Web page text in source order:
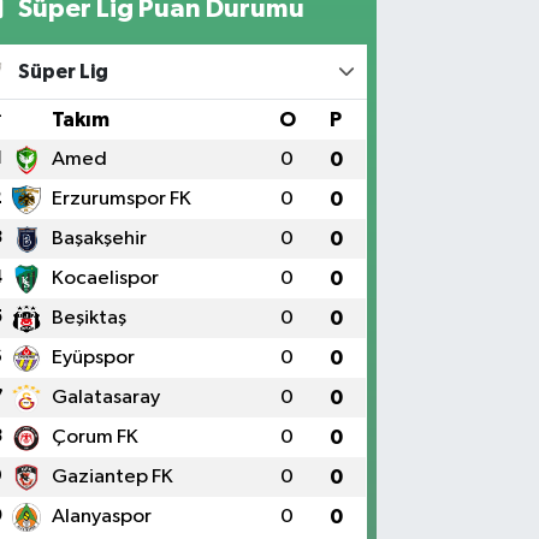
Süper Lig Puan Durumu
Süper Lig
Takım O P
Amed 0 0
Erzurumspor FK 0 0
Başakşehir 0 0
Kocaelispor 0 0
Beşiktaş 0 0
Eyüpspor 0 0
Galatasaray 0 0
Çorum FK 0 0
Gaziantep FK 0 0
Alanyaspor 0 0